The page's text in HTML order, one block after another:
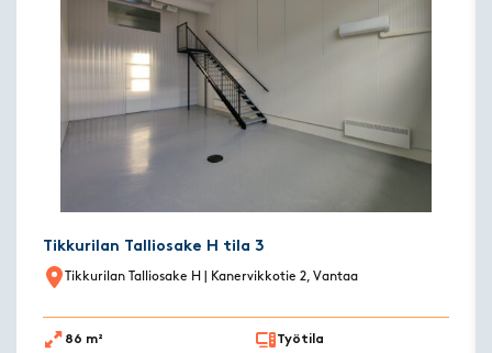
Tikkurilan Talliosake H tila 3
Tikkurilan Talliosake H | Kanervikkotie 2, Vantaa
86 m² Työtila